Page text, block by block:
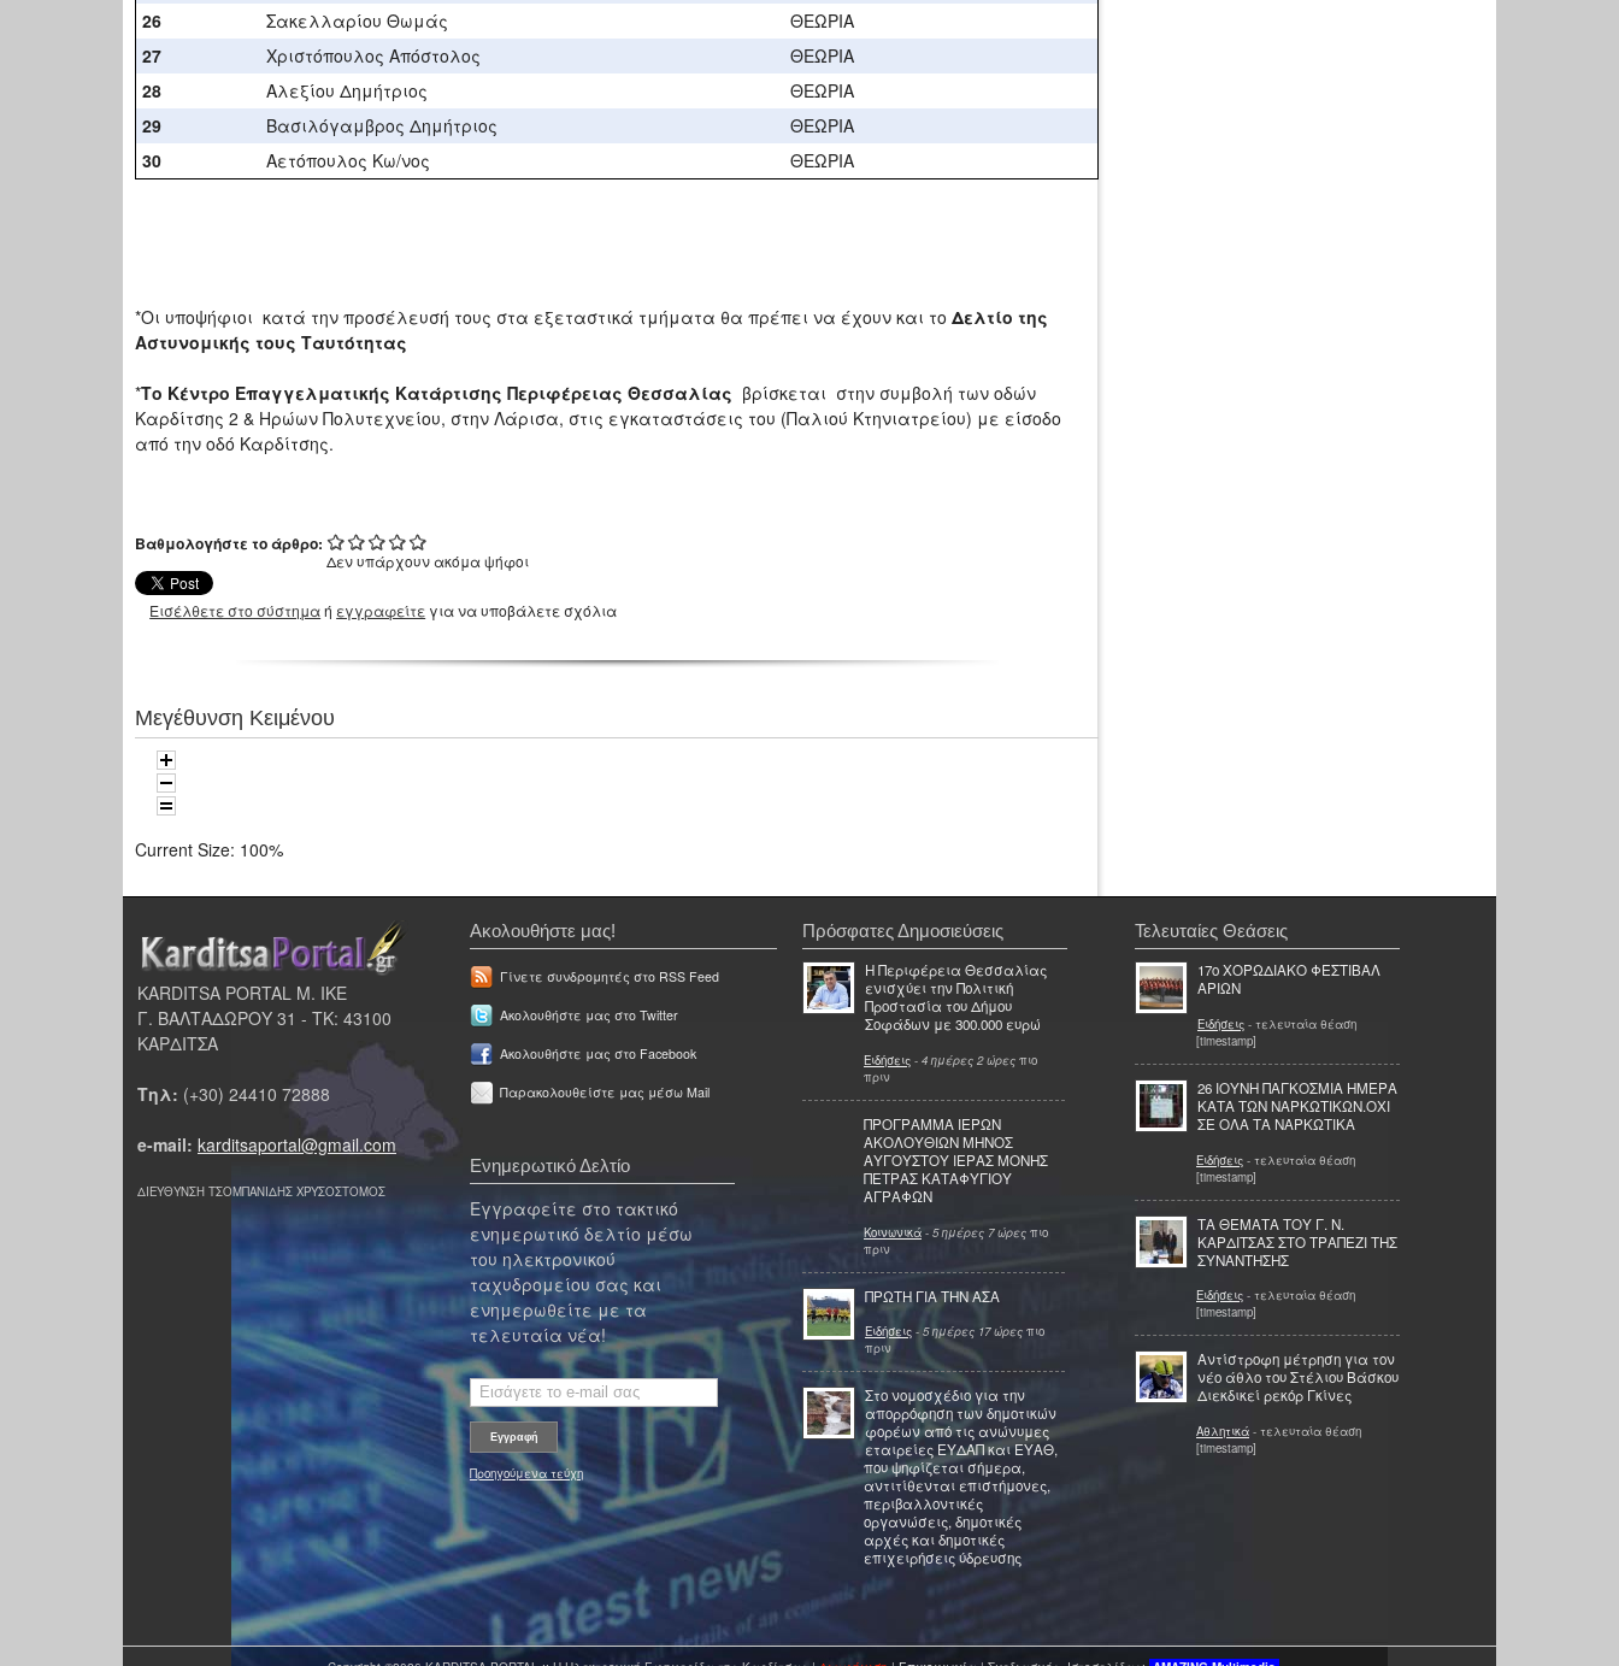
26
Σακελλαρίου Θωμάς
ΘΕΩΡΙΑ
27
Χριστόπουλος Απόστολος
ΘΕΩΡΙΑ
28
Αλεξίου Δημήτριος
ΘΕΩΡΙΑ
29
Βασιλόγαμβρος Δημήτριος
ΘΕΩΡΙΑ
30
Αετόπουλος Κω/νος ΘΕΩΡΙΑ
*Οι υποψήφιοι κατά την προσέλευσή τους στα εξεταστικά τμήματα θα πρέπει να έχουν και το Δελτίο της
Αστυνομικής τους Ταυτότητας
*Το Κέντρο Επαγγελματικής Κατάρτισης Περιφέρειας Θεσσαλίας βρίσκεται στην συμβολή των οδών
Καρδίτσης 2 & Ηρώων Πολυτεχνείου, στην Λάρισα, στις εγκαταστάσεις του (Παλιού Κτηνιατρείου) με είσοδο
από την οδό Καρδίτσης.
Βαθμολογήστε το άρθρο:
Δεν υπάρχουν ακόμα ψήφοι
Εισέλθετε στο σύστημαή εγγραφείτε για να υποβάλετε σχόλια
Μεγέθυνση Κειμένου
Current Size: 100%
KARDITSA PORTAL Μ. ΙΚΕ
Γ. ΒΑΛΤΑΔΩΡΟΥ 31 - ΤΚ: 43100
ΚΑΡΔΙΤΣΑ
Τηλ: (+30) 24410 72888
e-mail: karditsaportal@gmail.com
ΔΙΕΥΘΥΝΣΗ ΤΣΟΜΠΑΝΙΔΗΣ ΧΡΥΣΟΣΤΟΜΟΣ
Ακολουθήστε μας!
Γίνετε συνδρομητές στο RSS Feed
Ακολουθήστε μας στο Twitter
Ακολουθήστε μας στο Facebook
Παρακολουθείστε μας μέσω Mail
Ενημερωτικό Δελτίο
Εγγραφείτε στο τακτικό
ενημερωτικό δελτίο μέσω
του ηλεκτρονικού
ταχυδρομείου σας και
ενημερωθείτε με τα
τελευταία νέα!
Προηγούμενα τεύχη
Πρόσφατες Δημοσιεύσεις
Η Περιφέρεια Θεσσαλίας
ενισχύει την Πολιτική
Προστασία του Δήμου
Σοφάδων με 300.000 ευρώ
Ειδήσεις - 4 ημέρες 2 ώρες πιο
πριν
ΠΡΟΓΡΑΜΜΑ ΙΕΡΩΝ
ΑΚΟΛΟΥΘΙΩΝ ΜΗΝΟΣ
ΑΥΓΟΥΣΤΟΥ ΙΕΡΑΣ ΜΟΝΗΣ
ΠΕΤΡΑΣ ΚΑΤΑΦΥΓΙΟΥ
ΑΓΡΑΦΩΝ
Κοινωνικά - 5 ημέρες 7 ώρες πιο
πριν
ΠΡΩΤΗ ΓΙΑ ΤΗΝ ΑΣΑ
Ειδήσεις - 5 ημέρες 17 ώρες πιο
πριν
Στο νομοσχέδιο για την
απορρόφηση των δημοτικών
φορέων από τις ανώνυμες
εταιρείες ΕΥΔΑΠ και ΕΥΑΘ,
που ψηφίζεται σήμερα,
αντιτίθενται επιστήμονες,
περιβαλλοντικές
οργανώσεις, δημοτικές
αρχές και δημοτικές
επιχειρήσεις ύδρευσης
Τελευταίες Θεάσεις
17ο ΧΟΡΩΔΙΑΚΟ ΦΕΣΤΙΒΑΛ
ΑΡΙΩΝ
Ειδήσεις - τελευταία θέαση
[timestamp]
26 ΙΟΥΝΗ ΠΑΓΚΟΣΜΙΑ ΗΜΕΡΑ
ΚΑΤΑ ΤΩΝ ΝΑΡΚΩΤΙΚΩΝ.ΟΧΙ
ΣΕ ΟΛΑ ΤΑ ΝΑΡΚΩΤΙΚΑ
Ειδήσεις - τελευταία θέαση
[timestamp]
ΤΑ ΘΕΜΑΤΑ ΤΟΥ Γ. Ν.
ΚΑΡΔΙΤΣΑΣ ΣΤΟ ΤΡΑΠΕΖΙ ΤΗΣ
ΣΥΝΑΝΤΗΣΗΣ
Ειδήσεις - τελευταία θέαση
[timestamp]
Αντίστροφη μέτρηση για τον
νέο άθλο του Στέλιου Βάσκου
Διεκδικεί ρεκόρ Γκίνες
Αθλητικά - τελευταία θέαση
[timestamp]